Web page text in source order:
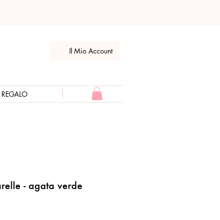
Il Mio Account
REGALO
- agata verde